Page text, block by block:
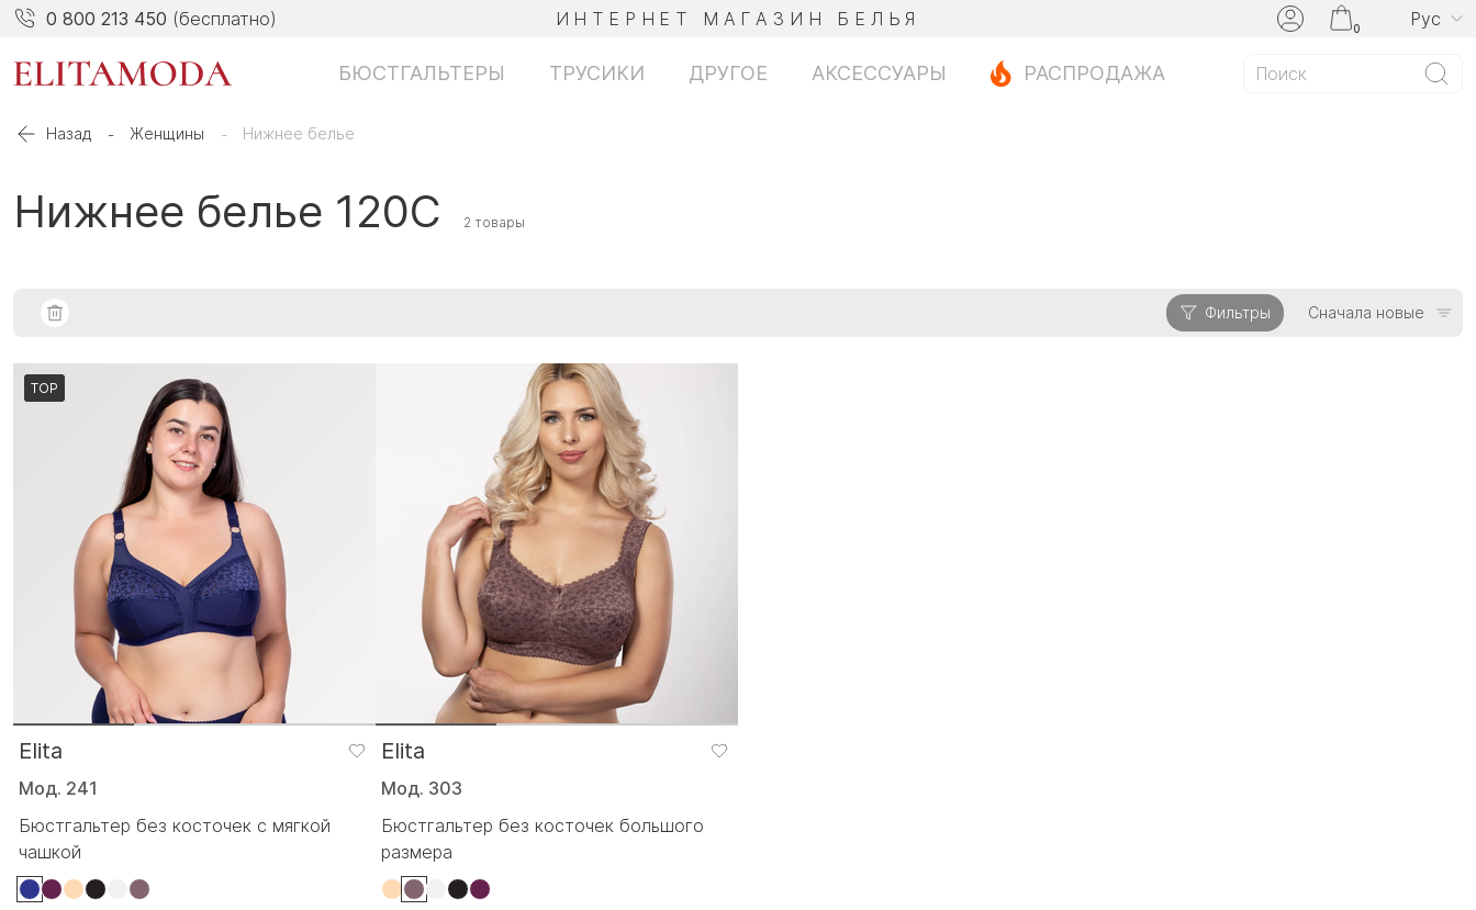
0 800 213 450 (бесплатно) ИНТЕРНЕТ МАГАЗИН БЕЛЬЯ 0 Рус
БЮСТГАЛЬТЕРЫ ТРУСИКИ ДРУГОЕ АКСЕССУАРЫ РАСПРОДАЖА
Назад Женщины Нижнее белье
Нижнее белье 120C 2 товары
Фильтры Сначала новые
TOP
Elita
Мод. 241
Бюстгальтер без косточек с мягкой
чашкой
Elita
Мод. 303
Бюстгальтер без косточек большого
размера